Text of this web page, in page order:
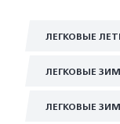
ЛЕГКОВЫЕ
ЛЕГКОВЫЕ
ЛЕГКОВЫЕ